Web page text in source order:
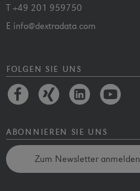
T+49 201 959750
E info@dextradata.com
folgen sie uns
abonnieren sie uns
Zum Newsletter anmelden